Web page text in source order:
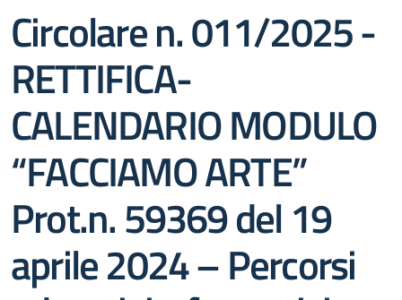
Circolare n. 011/2025 -
RETTIFICA-
CALENDARIO MODULO
“FACCIAMO ARTE”
Prot.n. 59369 del 19
aprile 2024 – Percorsi